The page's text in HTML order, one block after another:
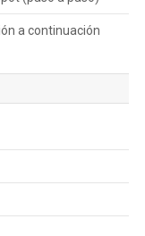
a continuación